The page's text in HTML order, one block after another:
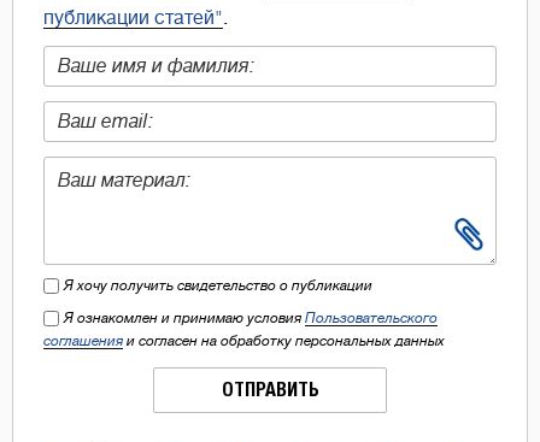
публикации статей".
Я хочу получить свидетельство о публикации
Я ознакомлен и принимаю условия Пользовательского
соглашения и согласен на обработку персональных данных
ОТПРАВИТЬ